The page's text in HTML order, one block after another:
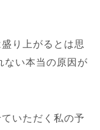
り上がるとは思
ない本当の原因が
いただく私の予